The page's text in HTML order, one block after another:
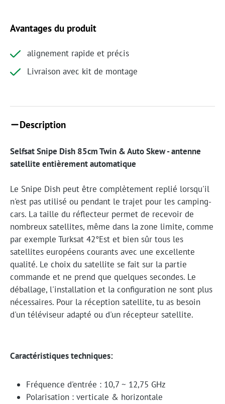
Avantages du produit
alignement rapide et précis
Livraison avec kit de montage
Description
Selfsat Snipe Dish 85cm Twin & Auto Skew - antenne
satellite entièrement automatique
Le Snipe Dish peut être complètement replié lorsqu'il
n'est pas utilisé ou pendant le trajet pour les camping-
cars. La taille du réflecteur permet de recevoir de
nombreux satellites, même dans la zone limite, comme
par exemple Turksat 42°Est et bien sûr tous les
satellites européens courants avec une excellente
qualité. Le choix du satellite se fait sur la partie
commande et ne prend que quelques secondes. Le
déballage, l'installation et la configuration ne sont plus
nécessaires. Pour la réception satellite, tu as besoin
d'un téléviseur adapté ou d'un récepteur satellite.
Caractéristiques techniques:
Fréquence d'entrée : 10,7 ~ 12,75 GHz
Polarisation : verticale & horizontale